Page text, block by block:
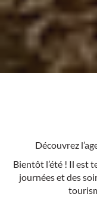
Découvrez
Bientôt l’été ! Il est
journées et des